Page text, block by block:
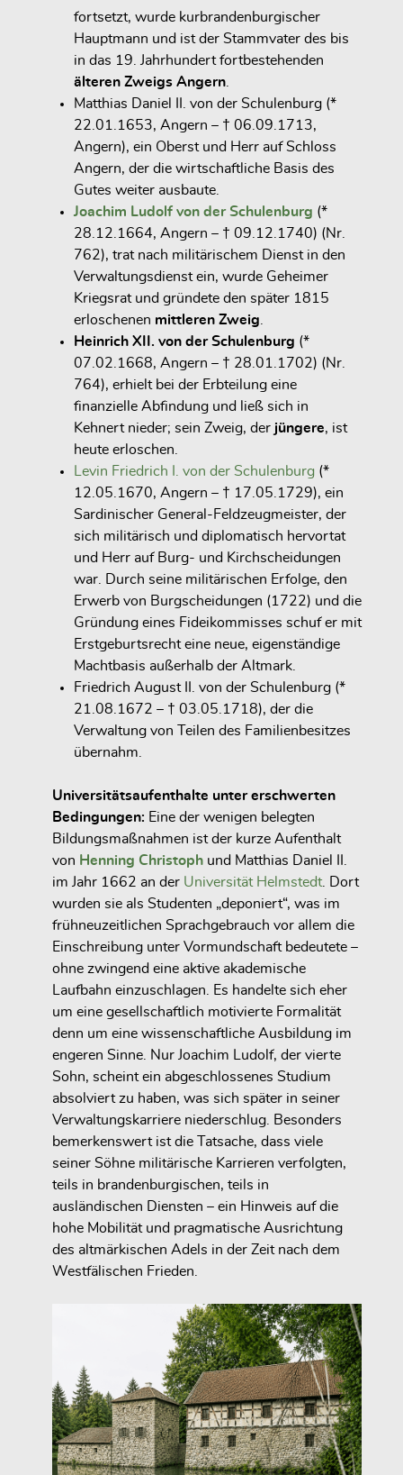
fortsetzt, wurde kurbrandenburgischer
Hauptmann und ist der Stammvater des bis
in das 19. Jahrhundert fortbestehenden
älteren Zweigs Angern
Matthias Daniel II. von der Schulenburg (*
22.01.1653, Angern – † 06.09.1713,
Angern), ein Oberst und Herr auf Schloss
Angern, der die wirtschaftliche Basis des
Gutes weiter ausbaute.
Joachim Ludolf von der Schulenburg (*
28.12.1664, Angern – † 09.12.1740) (Nr.
762), trat nach militärischem Dienst in den
Verwaltungsdienst ein, wurde Geheimer
Kriegsratund gründete den später 1815
erloschenen mittleren Zweig
Heinrich XII. von der Schulenburg (*
07.02.1668, Angern – † 28.01.1702) (Nr.
764), erhielt bei der Erbteilung eine
finanzielle Abfindung und ließ sich in
Kehnertnieder; sein Zweig, der jüngere, ist
heute erloschen.
Levin Friedrich I. von der Schulenburg (*
12.05.1670, Angern – † 17.05.1729), ein
Sardinischer General-Feldzeugmeister, der
sich militärisch und diplomatisch hervortat
und Herr auf Burg- und Kirchscheidungen
war.
Durch seine militärischen Erfolge, den
Erwerb von Burgscheidungen (1722) und die
Gründung eines Fideikommisses schuf er mit
Erstgeburtsrecht eine neue, eigenständige
Machtbasis außerhalb der Altmark.
Friedrich August II. von der Schulenburg (*
21.08.1672 – † 03.05.1718), der die
Verwaltung von Teilen des Familienbesitzes
übernahm.
Universitätsaufenthalte unter erschwerten
Bedingungen: Eine der wenigen belegten
Bildungsmaßnahmen ist der kurze Aufenthalt
von Henning Christoph und Matthias Daniel II.
im Jahr 1662 an der Universität Helmstedt. Dort
wurden sie als Studenten „deponiert“, was im
frühneuzeitlichen Sprachgebrauch vor allem die
Einschreibung unter Vormundschaftbedeutete –
ohne zwingend eine aktive akademische
Laufbahn einzuschlagen. Es handelte sich eher
um eine gesellschaftlich motivierte Formalität
denn um eine wissenschaftliche Ausbildung im
engeren Sinne. Nur Joachim Ludolf, der vierte
Sohn, scheint ein abgeschlossenes Studium
absolviert zu haben, was sich später in seiner
Verwaltungskarriere niederschlug. Besonders
bemerkenswert ist die Tatsache, dass viele
seiner Söhne militärische Karrieren verfolgten,
teils in brandenburgischen, teils in
ausländischen Diensten – ein Hinweis auf die
hohe Mobilität und pragmatische Ausrichtung
des altmärkischen Adels in der Zeit nach dem
Westfälischen Frieden.